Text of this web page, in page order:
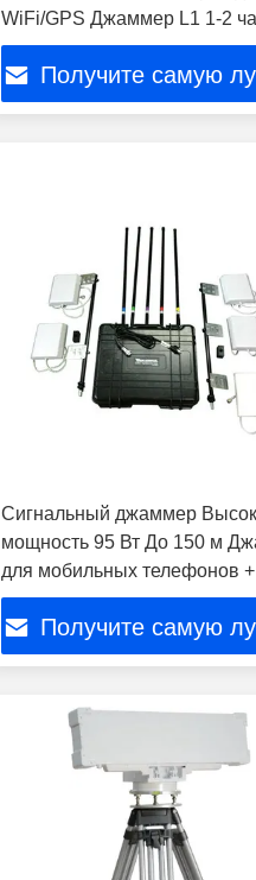
WiFi/GPS Джаммер L1 1-2
Встроенная батарея
Получите самую
Сигнальный джаммер
мощность 95 Вт До 150 м
для мобильных телефонов +
GPS / VHF UHF / 4G
Получите самую